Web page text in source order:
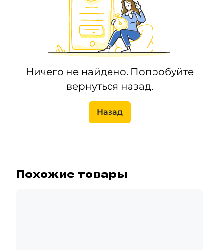
Ничего не найдено. Попробуйте
вернуться назад.
Назад
Похожие товары